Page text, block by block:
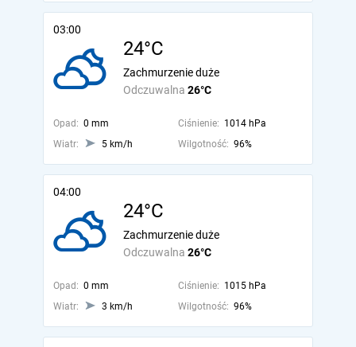
03:00
24°C
Odczuwalna 26°C
Zachmurzenie duże
Opad: 0 mm Ciśnienie: 1014 hPa
Wiatr:
5 km/h Wilgotność: 96%
04:00
24°C
Odczuwalna 26°C
Zachmurzenie duże
Opad: 0 mm Ciśnienie: 1015 hPa
Wiatr:
3 km/h Wilgotność: 96%